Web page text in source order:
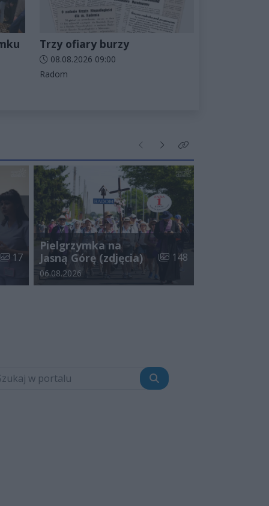
Trzy ofiary burzy
Data dodania artykułu:
08.08.2026 09:00
Kategorie artykułu:
Radom
Poprzednie
NastępneKliknij aby zobaczyć
zdjęć w galerii:
17
Pielgrzymka na
Jasną Górę (zdjęcia)
Liczba zdjęć w galerii:
148
Data dodania galerii:
06.08.2026
Szukaj